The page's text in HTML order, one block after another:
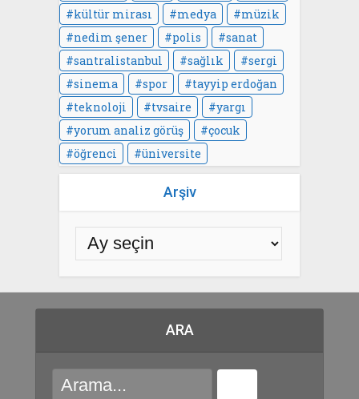
kültür mirası
medya
müzik
nedim şener
polis
sanat
santralistanbul
sağlık
sergi
sinema
spor
tayyip erdoğan
teknoloji
tvsaire
yargı
yorum analiz görüş
çocuk
öğrenci
üniversite
Arşiv
ARA